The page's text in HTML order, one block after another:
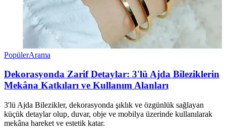
PopülerArama
Dekorasyonda Zarif Detaylar: 3'lü Ajda Bileziklerin
Mekâna Katkıları ve Kullanım Alanları
3'lü Ajda Bilezikler, dekorasyonda şıklık ve özgünlük sağlayan
küçük detaylar olup, duvar, obje ve mobilya üzerinde kullanılarak
mekâna hareket ve estetik katar.